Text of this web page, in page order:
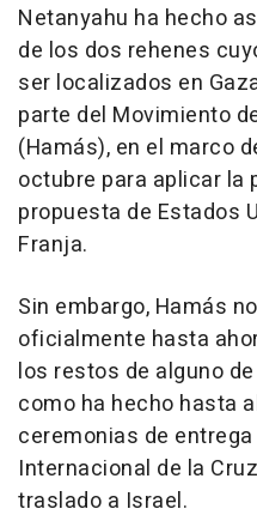
Netanyahu ha hecho
de los dos rehenes
ser localizados en
parte del Movimiento
(Hamás), en el marco
octubre para aplicar la
propuesta de Estados
Franja.
Sin embargo, Hamás
oficialmente hasta
los restos de alguno
como ha hecho hasta
ceremonias de
Internacional de la
traslado a Israel.